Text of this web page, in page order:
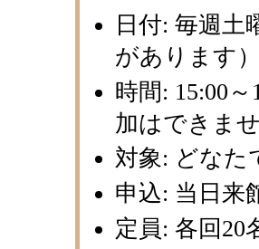
日付: 毎週
があります
時間: 15:00
加はできま
対象: どなた
申込: 当日来
定員: 各回20